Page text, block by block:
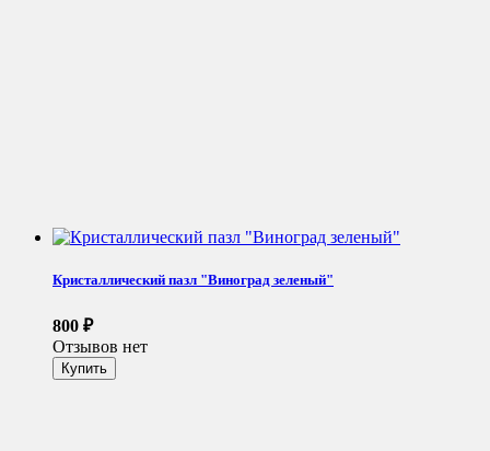
Кристаллический пазл "Виноград зеленый"
800 ₽
Отзывов нет